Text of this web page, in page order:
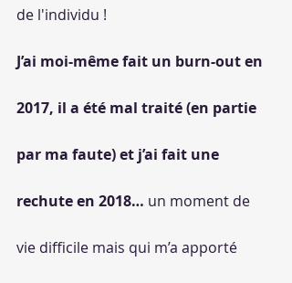
de l'individu !
J’ai moi-même fait un burn-out en
2017, il a été mal traité (en partie
par ma faute) et j’ai fait une
rechute en 2018… un moment de
vie difficile mais qui m’a apporté